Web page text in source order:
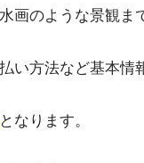
のような景観ま
い方法など基本情
となります。